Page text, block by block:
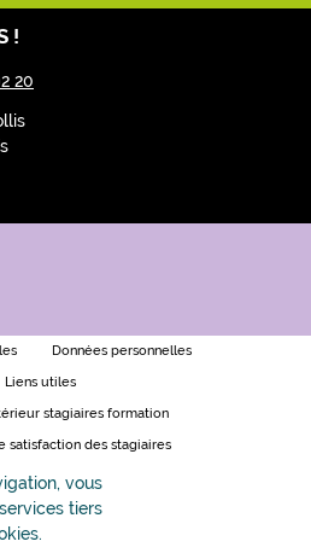
!
20
Données personnelles
Liens utiles
stagiaires formation
satisfaction des stagiaires
- les bonnes pratiques
de nos formations
de prestation
vous
tiers